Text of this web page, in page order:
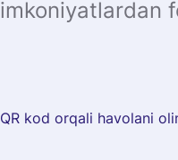
imkoniyatlardan
QR kod orqali havolani